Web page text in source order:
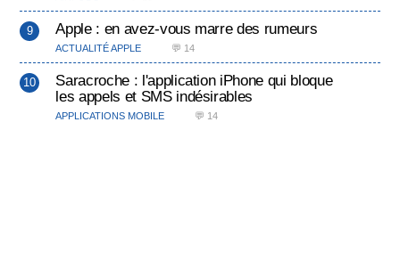
Apple : en avez-vous marre des rumeurs
ACTUALITÉ APPLE 💬 14
Saracroche : l'application iPhone qui bloque
les appels et SMS indésirables
APPLICATIONS MOBILE 💬 14